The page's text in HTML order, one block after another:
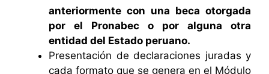
anteriormente con una beca otorgada
por el Pronabec o por alguna otra
entidad del Estado peruano.
Presentación de declaraciones juradas y
cada formato que se genera en el Módulo